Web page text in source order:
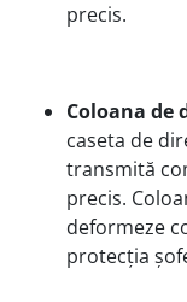
precis.
Coloana de
caseta de
transmită
precis.
deformeze
protecția